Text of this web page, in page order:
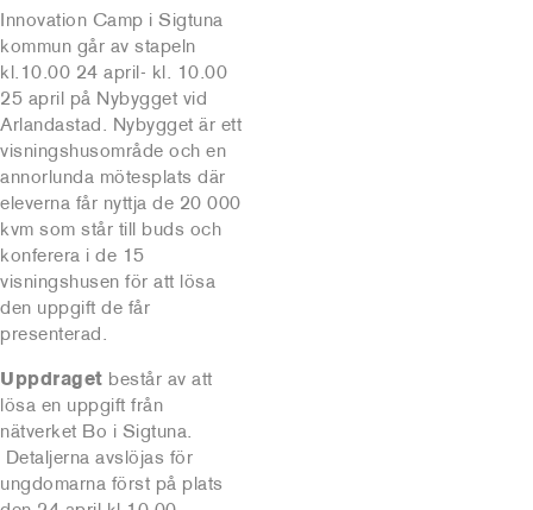
Innovation Camp i Sigtuna
kommun går av stapeln
kl.10.00 24 april- kl. 10.00
25 april på Nybygget vid
Arlandastad. Nybygget är ett
visningshusområde och en
annorlunda mötesplats där
eleverna får nyttja de 20 000
kvm som står till buds och
konferera i de 15
visningshusen för att lösa
den uppgift de får
presenterad.
Uppdraget består av att
lösa en uppgift från
nätverket Bo i Sigtuna.
Detaljerna avslöjas för
ungdomarna först på plats